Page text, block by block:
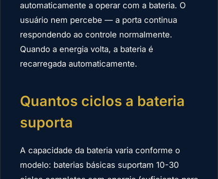
automaticamente a operar com a bateria. O
usuário nem percebe — a porta continua
respondendo ao controle normalmente.
Quando a energia volta, a bateria é
recarregada automaticamente.
Quantos ciclos a bateria
suporta
A capacidade da bateria varia conforme o
modelo: baterias básicas suportam 10-30